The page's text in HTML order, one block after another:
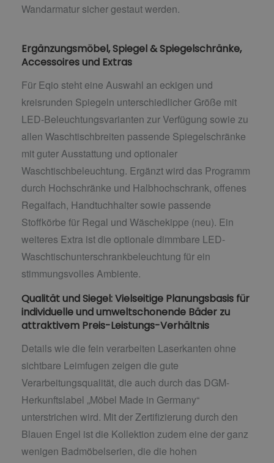
Wandarmatur sicher gestaut werden.
Ergänzungsmöbel, Spiegel & Spiegelschränke,
Accessoires und Extras
Für Eqio steht eine Auswahl an eckigen und
kreisrunden Spiegeln unterschiedlicher Größe mit
LED-Beleuchtungsvarianten zur Verfügung sowie zu
allen Waschtischbreiten passende Spiegelschränke
mit guter Ausstattung und optionaler
Waschtischbeleuchtung. Ergänzt wird das Programm
durch Hochschränke und Halbhochschrank, offenes
Regalfach, Handtuchhalter sowie passende
Stoffkörbe für Regal und Wäschekippe (neu). Ein
weiteres Extra ist die optionale dimmbare LED-
Waschtischunterschrankbeleuchtung für ein
stimmungsvolles Ambiente.
Qualität und Siegel: Vielseitige Planungsbasis für
individuelle und umweltschonende Bäder zu
attraktivem Preis-Leistungs-Verhältnis
Details wie die fein verarbeiten Laserkanten ohne
sichtbare Leimfugen zeigen die gute
Verarbeitungsqualität, die auch durch das DGM-
Herkunftslabel „Möbel Made in Germany“
unterstrichen wird. Mit der Zertifizierung durch den
Blauen Engel ist die Kollektion zudem eine der ganz
wenigen Badmöbelserien, die die hohen